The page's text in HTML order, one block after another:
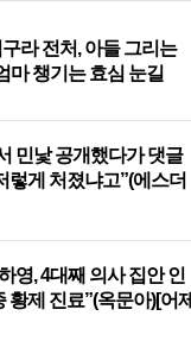
구라 전처, 아들 그리는
마 챙기는 효심 눈길
민낯 공개했다가 댓글
렇게 처졌냐고”(에스더
영, 4대째 의사 집안 인
황제 진료”(옥문아)[어제